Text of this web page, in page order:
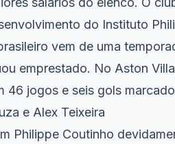
do Instituto
vem de uma
emprestado. No Aston
46 jogos e seis gols
e Alex Teixeira
Philippe Coutinho